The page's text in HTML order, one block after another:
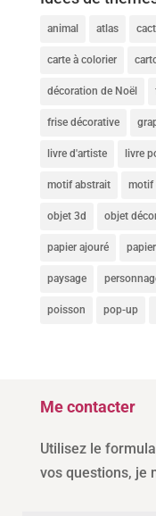
animal atlas
carte à colorier
décoration de Noël
frise décorative
livre d'artiste livre
motif abstrait motif
objet 3d objet
papier ajouré
paysage
poisson pop-up
Me contacter
Utilisez le
vos questions, je